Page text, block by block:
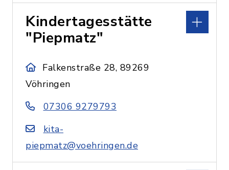
Kindertagesstätte
"Piepmatz"
Falkenstraße 28, 89269
Vöhringen
07306 9279793
kita-
piepmatz@voehringen.de